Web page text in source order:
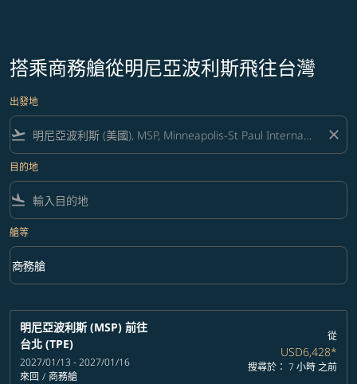
搭乘商務艙從明尼亞波利斯飛往台灣
出發地
flight_takeoff close
目的地
flight_land
艙等
艙等 option 商務艙 Selected
商務艙
keyboard_arrow_down
明尼亞波利斯 (MSP) 前往
台北 (TPE)
2027/01/13 - 2027/01/16
來回 / 商務艙
從
USD6,428*
搜尋於： 7 小時 之前